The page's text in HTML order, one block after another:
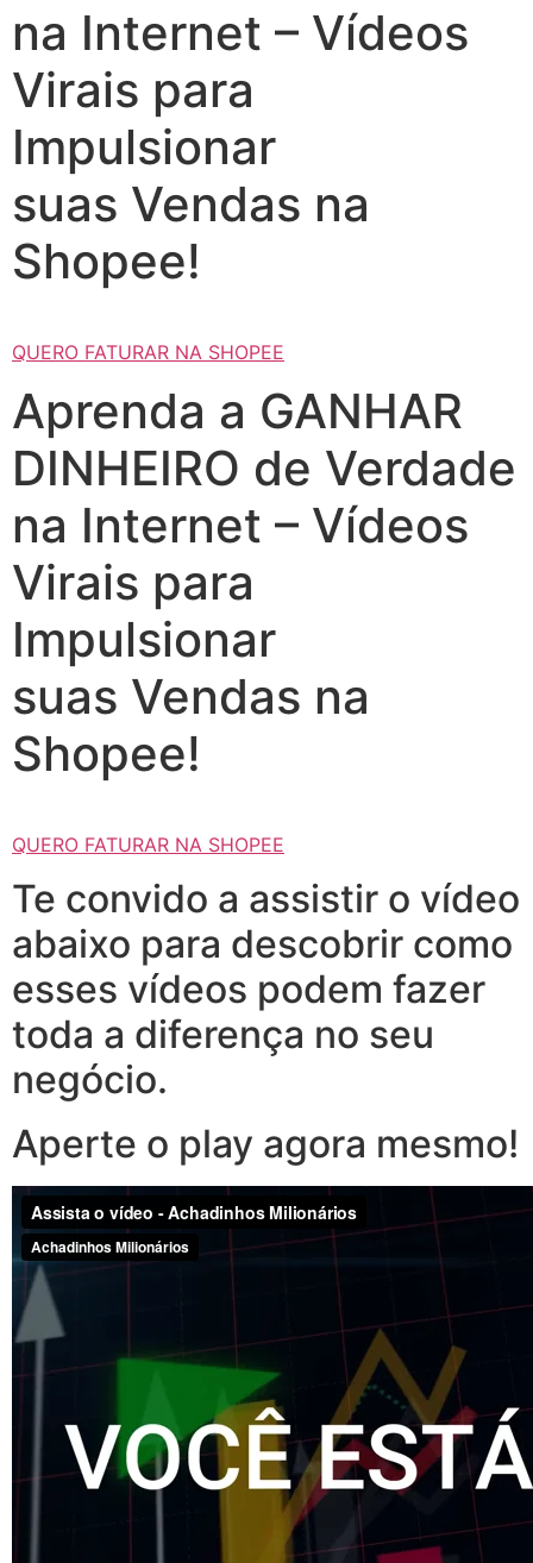
na Internet – Vídeos
Virais para
Impulsionar
suas Vendas na
Shopee!
QUERO FATURAR NA SHOPEE
Aprenda a GANHAR
DINHEIRO de Verdade
na Internet – Vídeos
Virais para
Impulsionar
suas Vendas na
Shopee!
QUERO FATURAR NA SHOPEE
Te convido a assistir o vídeo
abaixo para descobrir como
esses vídeos podem fazer
toda a diferença no seu
negócio.
Aperte o play agora mesmo!